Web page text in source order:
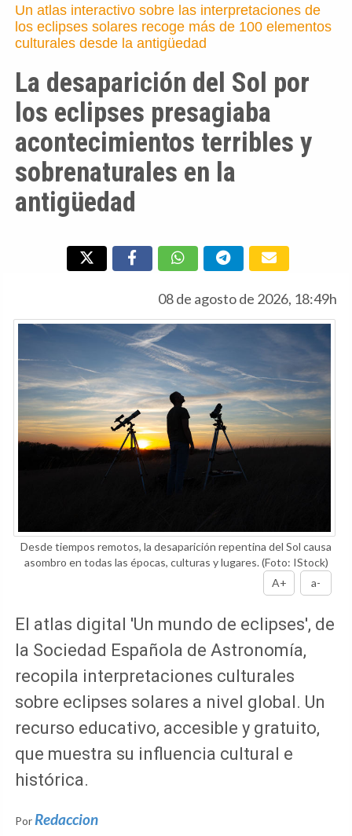
Un atlas interactivo sobre las interpretaciones de
los eclipses solares recoge más de 100 elementos
culturales desde la antigüedad
La desaparición del Sol por
los eclipses presagiaba
acontecimientos terribles y
sobrenaturales en la
antigüedad
08 de agosto de 2026, 18:49h
Desde tiempos remotos, la desaparición repentina del Sol causa
asombro en todas las épocas, culturas y lugares.(Foto: IStock)
A+
a-
El atlas digital 'Un mundo de eclipses', de
la Sociedad Española de Astronomía,
recopila interpretaciones culturales
sobre eclipses solares a nivel global. Un
recurso educativo, accesible y gratuito,
que muestra su influencia cultural e
histórica.
Por Redaccion